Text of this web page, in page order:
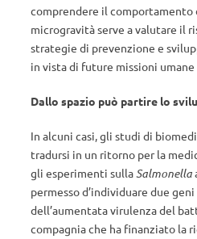
comprendere il
microgravità serve a valutare il
strategie di prevenzione e
in vista di future missioni
Dallo spazio può partire lo
In alcuni casi, gli studi di
tradursi in un ritorno per la
gli esperimenti sullaSalmonella
permesso d’individuare due
dell’aumentata virulenza del
compagnia che ha finanziato la